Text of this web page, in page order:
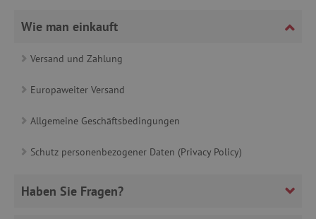
Wie man einkauft
Versand und Zahlung
Europaweiter Versand
Allgemeine Geschäftsbedingungen
Schutz personenbezogener Daten (Privacy Policy)
Haben Sie Fragen?
__cf_bm